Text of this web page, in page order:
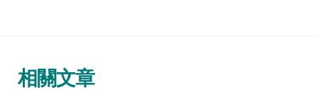
相關文章